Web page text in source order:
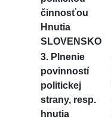
činnosťou
Hnutia
SLOVENSKO
3. Plnenie
povinností
politickej
strany, resp.
hnutia